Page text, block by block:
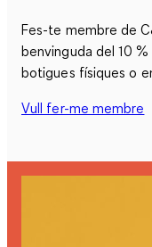
Fes-te membre de
benvinguda del 10
botigues físiques o
Vull fer-me membre